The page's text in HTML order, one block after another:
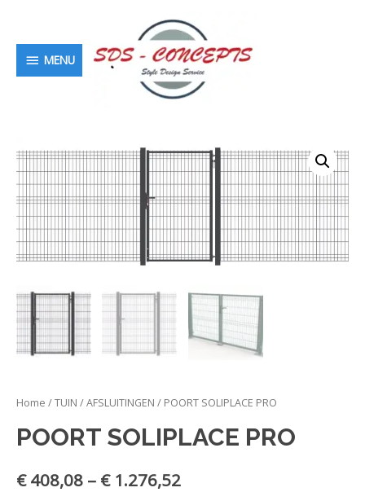
MENU
MENU
Home /TUIN /AFSLUITINGEN / POORT SOLIPLACE PRO
POORT SOLIPLACE PRO
€408,08 – €1.276,52